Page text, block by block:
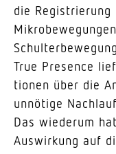
die
True Presence
tionen über die
unnötige
Das wiederum
Auswirkung auf